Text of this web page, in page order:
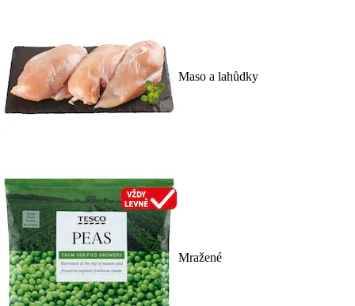
Maso a lahůdky
Mražené